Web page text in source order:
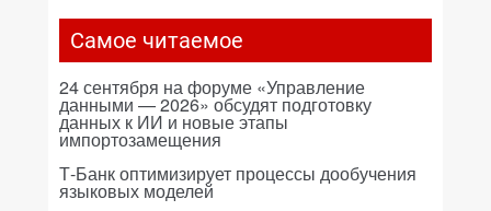
Самое читаемое
24 сентября на форуме «Управление
данными — 2026» обсудят подготовку
данных к ИИ и новые этапы
импортозамещения
Т-Банк оптимизирует процессы дообучения
языковых моделей